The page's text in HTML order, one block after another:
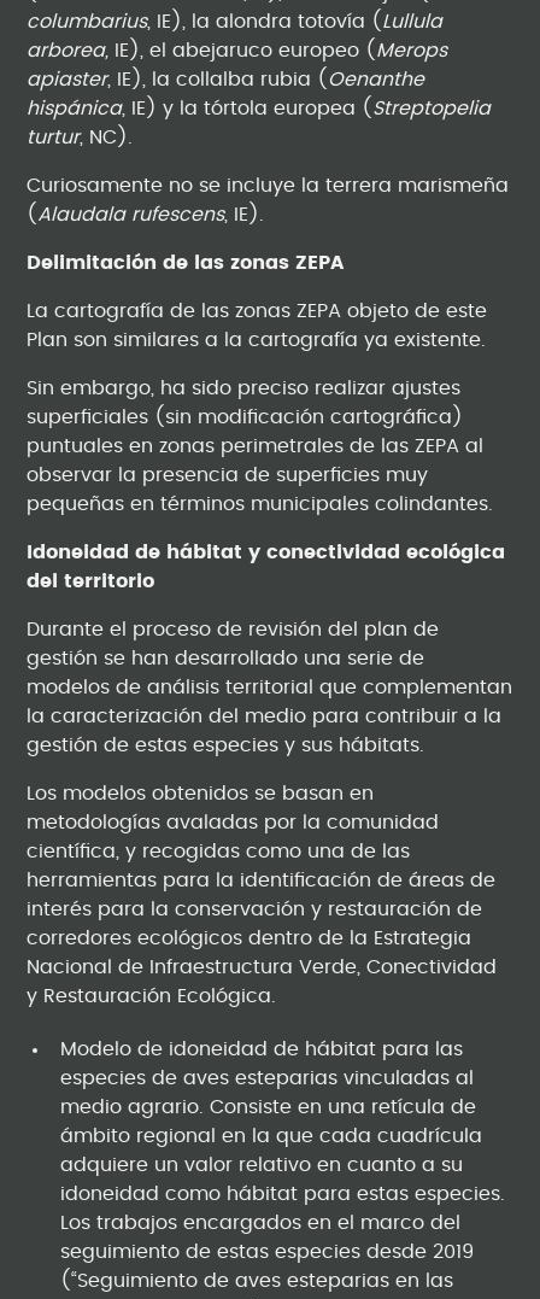
columbarius, IE), la alondra totovía ( Lullula
arborea,
IE), el abejaruco europeo ( Merops
apiaster, IE), la collalba rubia ( Oenanthe
hispánica, IE) y la tórtola europea ( Streptopelia
turtur, NC).
Curiosamente no se incluye la terrera marismeña
( Alaudala rufescens, IE).
Delimitación de las zonas ZEPA
La cartografía de las zonas ZEPA objeto de este
Plan son similares a la cartografía ya existente.
Sin embargo, ha sido preciso realizar ajustes
superficiales (sin modificación cartográfica)
puntuales en zonas perimetrales de las ZEPA al
observar la presencia de superficies muy
pequeñas en términos municipales colindantes.
Idoneidad de hábitat y conectividad ecológica
del territorio
Durante el proceso de revisión del plan de
gestión se han desarrollado una serie de
modelos de análisis territorial que complementan
la caracterización del medio para contribuir a la
gestión de estas especies y sus hábitats.
Los modelos obtenidos se basan en
metodologías avaladas por la comunidad
científica, y recogidas como una de las
herramientas para la identificación de áreas de
interés para la conservación y restauración de
corredores ecológicos dentro de la Estrategia
Nacional de Infraestructura Verde, Conectividad
y Restauración Ecológica.
Modelo de idoneidad de hábitat para las
especies de aves esteparias vinculadas al
medio agrario. Consiste en una retícula de
ámbito regional en la que cada cuadrícula
adquiere un valor relativo en cuanto a su
idoneidad como hábitat para estas especies.
Los trabajos encargados en el marco del
seguimiento de estas especies desde 2019
(“Seguimiento de aves esteparias en las